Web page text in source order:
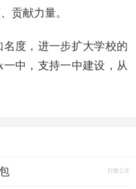
贡献力量。
度，进一步扩大学校的
中，支持一中建设，从
行政公文